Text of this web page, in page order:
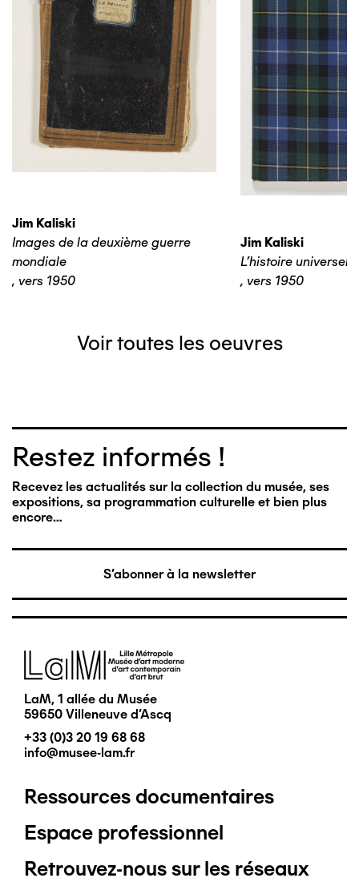
Jim Kaliski
Images de la deuxième guerre
mondiale
, vers 1950
Jim Kaliski
L’histoire universelle
, vers 1950
Voir toutes les oeuvres
Restez informés !
Recevez les actualités sur la collection du musée, ses
expositions, sa programmation culturelle et bien plus
encore…
S'abonner à la newsletter
Image
LaM, 1 allée du Musée
59650 Villeneuve d'Ascq
+33 (0)3 20 19 68 68
info@musee-lam.fr
Pied
de
Ressources documentaires
Espace professionnel
Retrouvez-nous sur les réseaux